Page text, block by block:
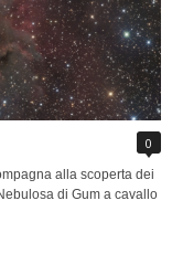
0
alla scoperta dei
di Gum a cavallo